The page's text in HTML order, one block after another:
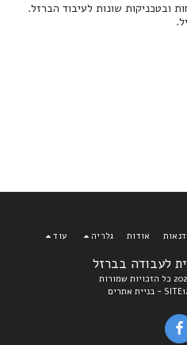
ובטכניקות שונות לעיבוד הברזל.
לעבודה בברזל
- בניית אתרים
אודות גלריה עוד